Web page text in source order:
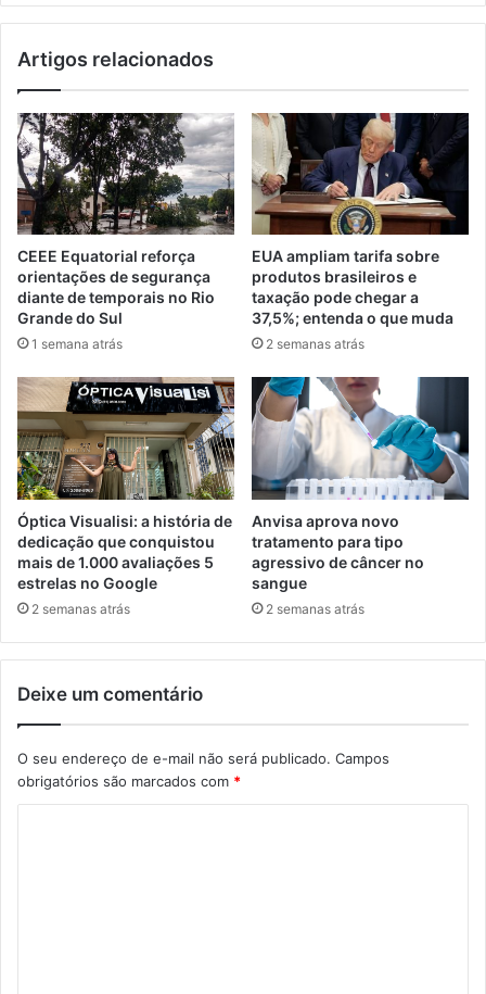
Artigos relacionados
CEEE Equatorial reforça
orientações de segurança
diante de temporais no Rio
Grande do Sul
1 semana atrás
EUA ampliam tarifa sobre
produtos brasileiros e
taxação pode chegar a
37,5%; entenda o que muda
2 semanas atrás
Óptica Visualisi: a história de
dedicação que conquistou
mais de 1.000 avaliações 5
estrelas no Google
2 semanas atrás
Anvisa aprova novo
tratamento para tipo
agressivo de câncer no
sangue
2 semanas atrás
Deixe um comentário
O seu endereço de e-mail não será publicado. Campos
obrigatórios são marcados com *